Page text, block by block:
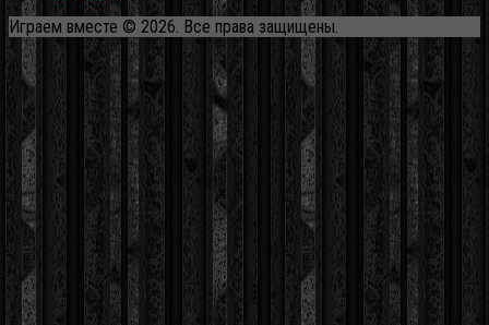
Играем вместе © 2026. Все права защищены.